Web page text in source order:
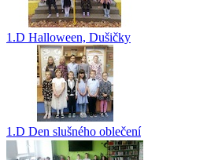
1.D Halloween, Dušičky
1.D Den slušného oblečení